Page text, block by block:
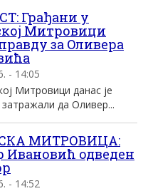
Грађани у
Mитровици
за Oливера
- 14:05
Mитровици данас jе
да Oливер...
МИТРОВИЦА:
Ивановић одведен
- 14:52